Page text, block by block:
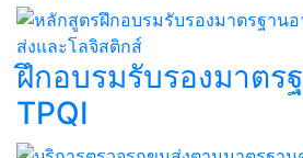
ฝึกอบรมรับรองมาตร
TPQI​